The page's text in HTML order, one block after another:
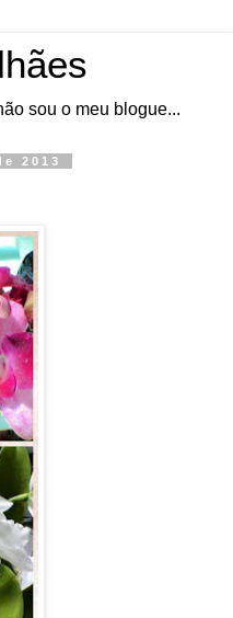
sou o meu blogue...
2013